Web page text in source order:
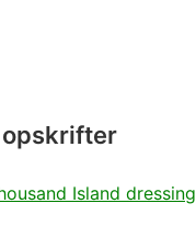
Island dressing